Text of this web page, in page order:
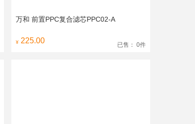
万和 前置PPC复合滤芯PPC02-A
¥ 225.00 已售： 0件